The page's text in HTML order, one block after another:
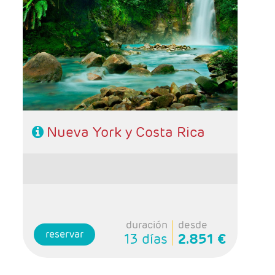
- Salidas: Diarias
- Ruta: 4 noches (ampliables) Nueva York + 7
noches Costa Rica
- Categoría hotelera: A su elección
- Régimen: A su elección
- A destacar: Incluye traslados y Alto y Bajo
Manhatan
Nueva York y Costa Rica
reservar
duración
13 días
desde
2.851 €